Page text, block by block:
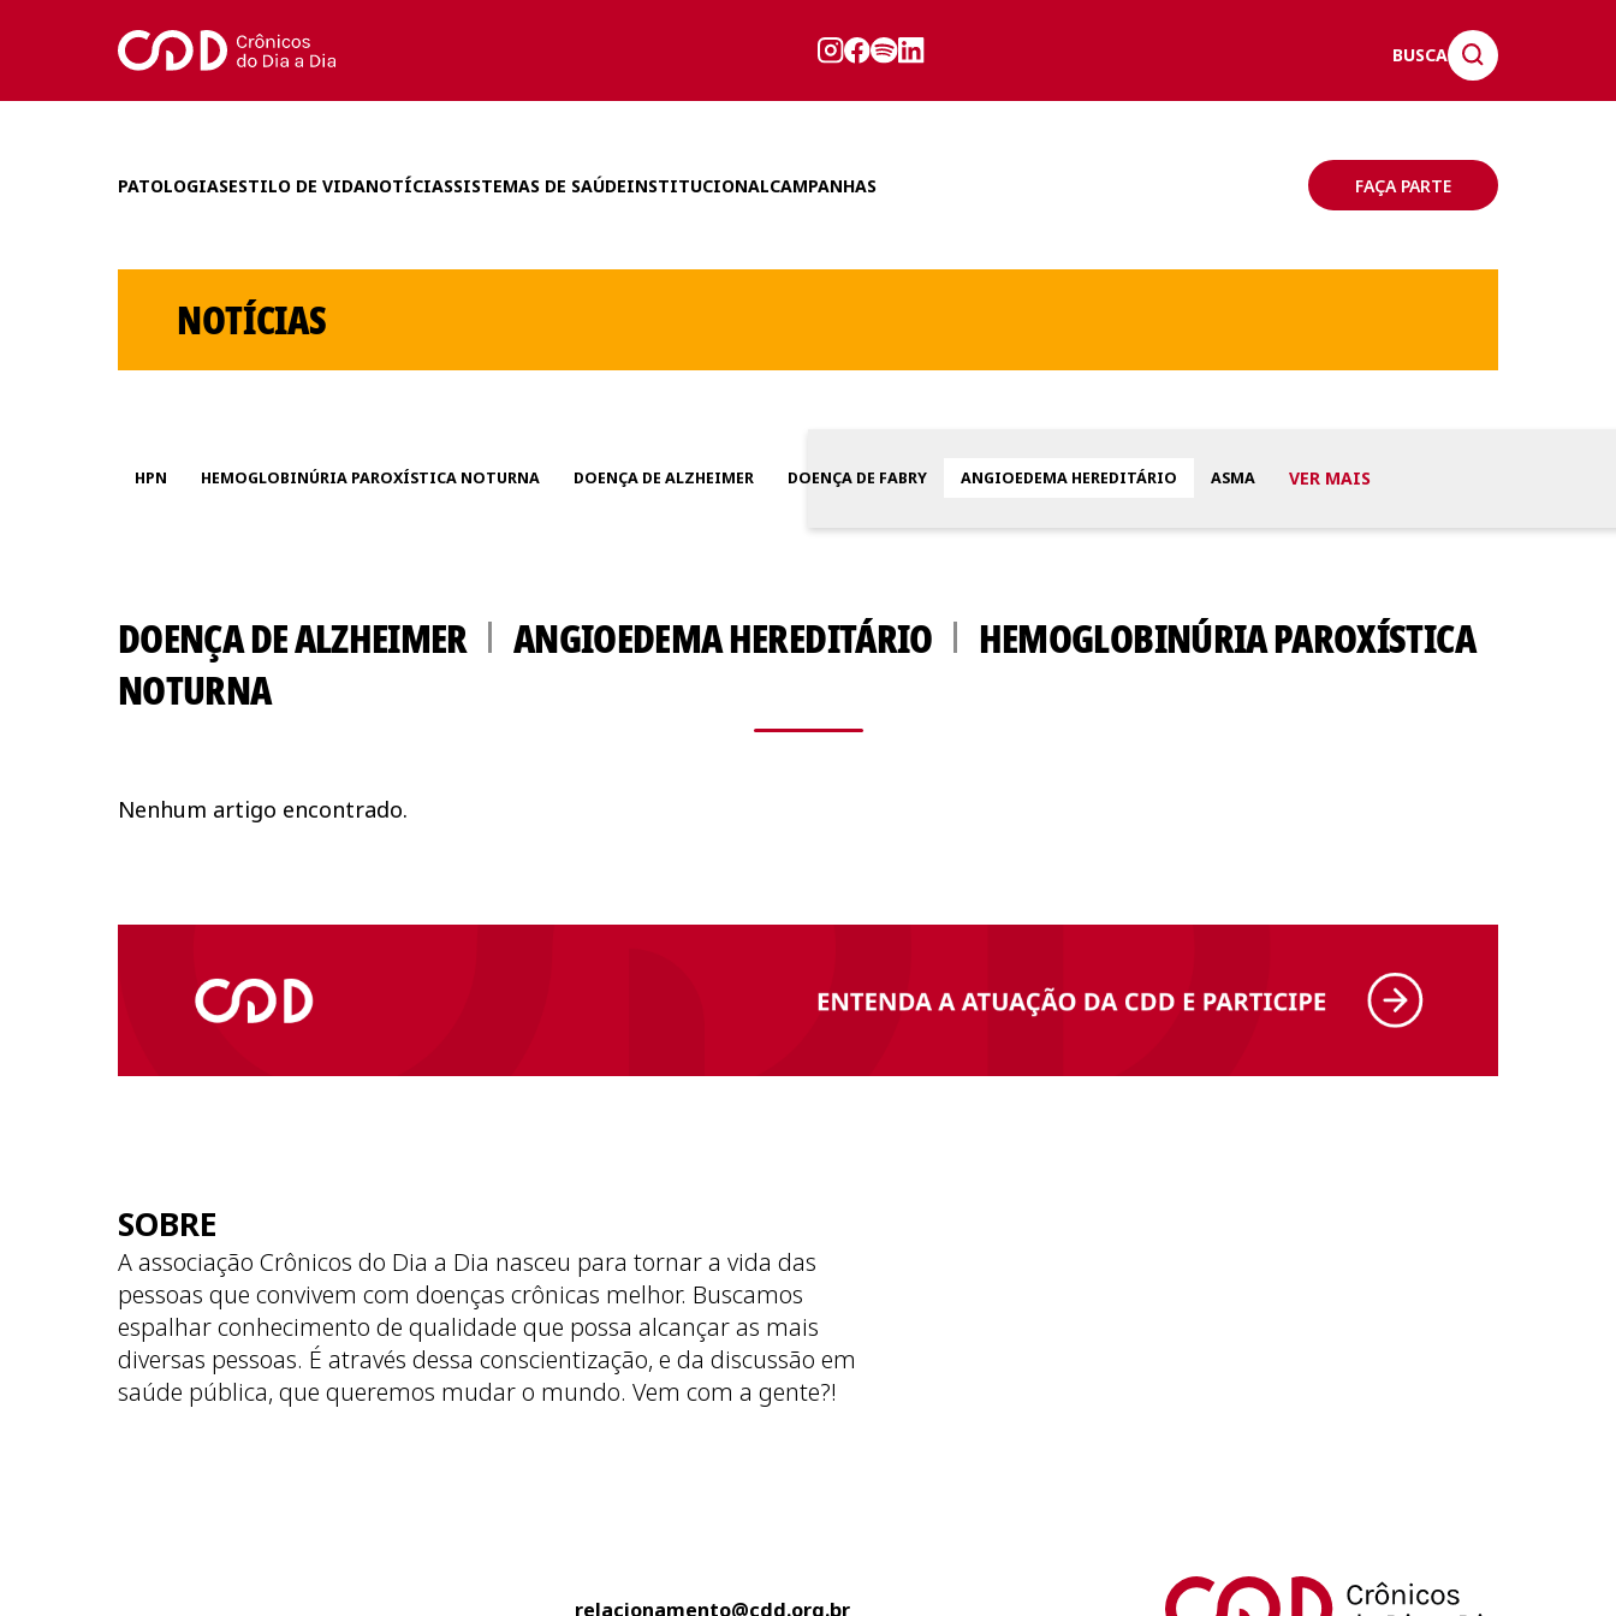
BUSCA
PATOLOGIASESTILO DE VIDANOTÍCIASSISTEMAS DE SAÚDEINSTITUCIONALCAMPANHAS FAÇA PARTE
NOTÍCIAS
HPN HEMOGLOBINÚRIA PAROXÍSTICA NOTURNA DOENÇA DE ALZHEIMER DOENÇA DE FABRY ANGIOEDEMA HEREDITÁRIO ASMA VER MAIS
DOENÇA DE ALZHEIMER ANGIOEDEMA HEREDITÁRIO
HEMOGLOBINÚRIA PAROXÍSTICA
NOTURNA
Nenhum artigo encontrado.
SOBRE
A associação Crônicos do Dia a Dia nasceu para tornar a vida das
pessoas que convivem com doenças crônicas melhor. Buscamos
espalhar conhecimento de qualidade que possa alcançar as mais
diversas pessoas. É através dessa conscientização, e da discussão em
saúde pública, que queremos mudar o mundo. Vem com a gente?!
relacionamento@cdd.org.br